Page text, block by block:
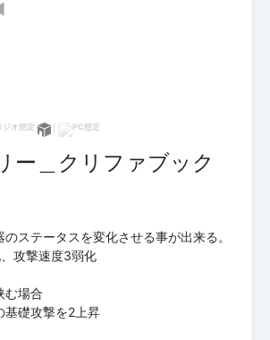
ー＿クリファブック
ステータスを変化させる事が出来る。
攻撃速度3弱化
む場合
基礎攻撃を2上昇